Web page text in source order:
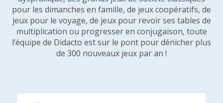
pour les dimanches en famille, de jeux coopératifs, de
jeux pour le voyage, de jeux pour revoir ses tables de
multiplication ou progresser en conjugaison, toute
l’équipe de Didacto est sur le pont pour dénicher plus
de 300 nouveaux jeux par an !